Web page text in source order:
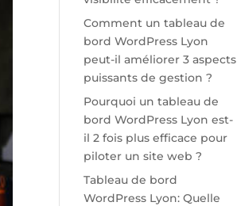
Comment un tableau de
bord WordPress Lyon
peut-il améliorer 3 aspects
puissants de gestion ?
Pourquoi un tableau de
bord WordPress Lyon est-
il 2 fois plus efficace pour
piloter un site web ?
Tableau de bord
WordPress Lyon: Quelle